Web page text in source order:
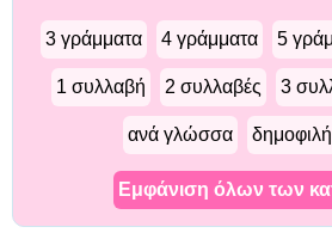
3 γράμματα 4 γράμματα 5
1 συλλαβή 2 συλλαβές 3
ανά γλώσσα
Εμφάνιση όλων των